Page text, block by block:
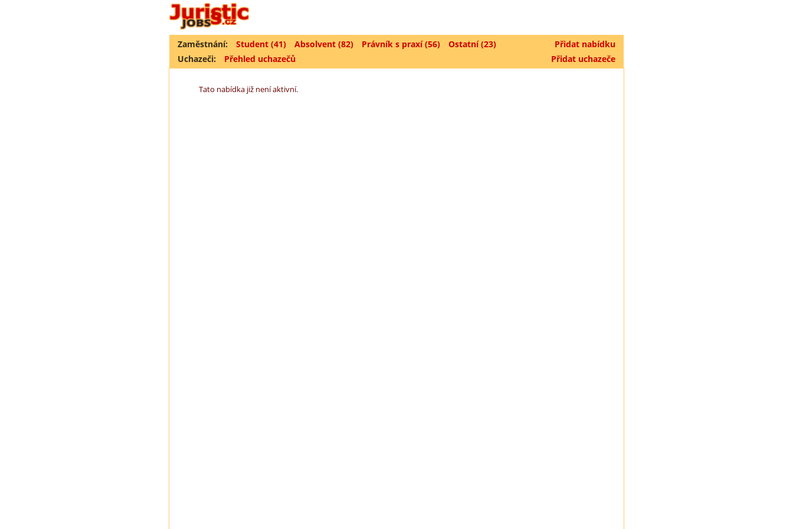
Zaměstnání: Student (41) Absolvent (82) Právník s praxí (56) Ostatní (23)
Přidat nabídku
Uchazeči:
Přehled uchazečů Přidat uchazeče
Tato nabídka již není aktivní.